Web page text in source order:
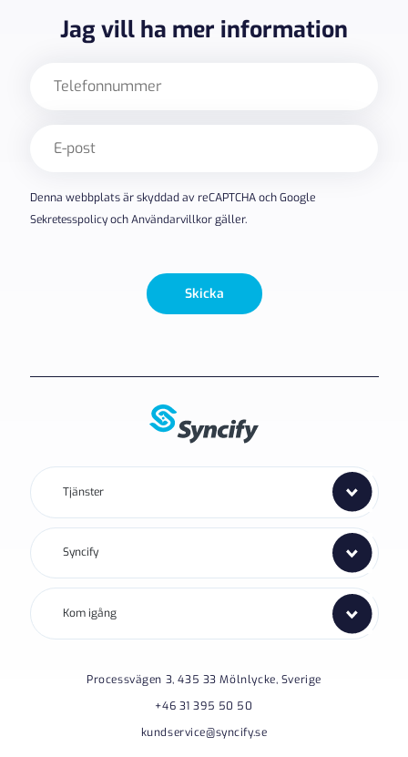
Jag vill ha mer information
post
Denna webbplats är skyddad av reCAPTCHA och Google
SekretesspolicyochAnvändarvillkorgäller.
Skicka
Tjänster
Syncify
Kom igång
Processvägen 3, 435 33 Mölnlycke, Sverige
+46 31 395 50 50
kundservice@syncify.se